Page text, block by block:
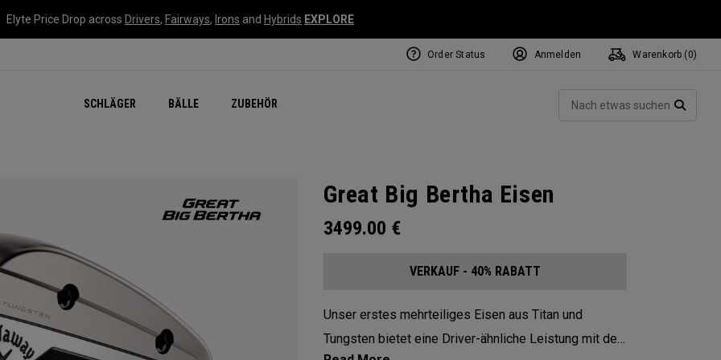
Elyte Price Drop across Drivers, Fairways, Irons and Hybrids EXPLORE
SCHLÄGER BÄLLE ZUBEHÖR
Order Status Anmelden Warenkorb ( 0)
Great Big Bertha Eisen
3499.00 €
VERKAUF - 40% RABATT
Unser erstes mehrteiliges Eisen aus Titan und
Tungsten bietet eine Driver-ähnliche Leistung mit der